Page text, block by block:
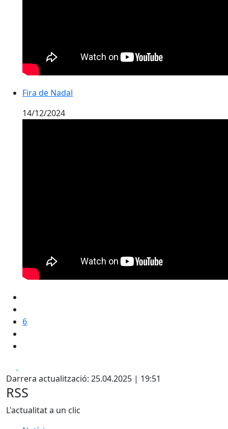
Fira de Nadal
14/12/2024
6
Darrera actualització: 25.04.2025 | 19:51
RSS
L'actualitat a un clic